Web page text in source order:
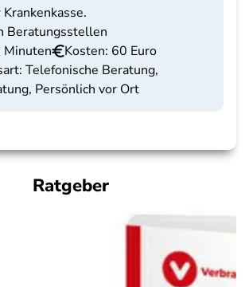
Beratungsstellen
Minuten
Kosten: 60 Euro
Telefonische Beratung,
Persönlich vor Ort
Ratgeber